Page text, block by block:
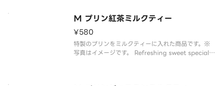
Recommended for jasmine lo
M プリン紅茶ミルクティー
¥580
特製のプリンをミルクティーに入れた商品です。※
写真はイメージです。 Refreshing sweet specially